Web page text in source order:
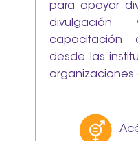
para apoyar
capacitación
desde las
organizaciones